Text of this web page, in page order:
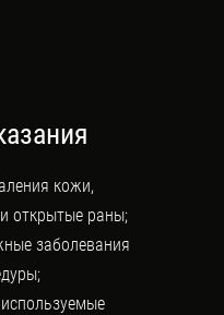
кожи,
открытые раны;
заболевания